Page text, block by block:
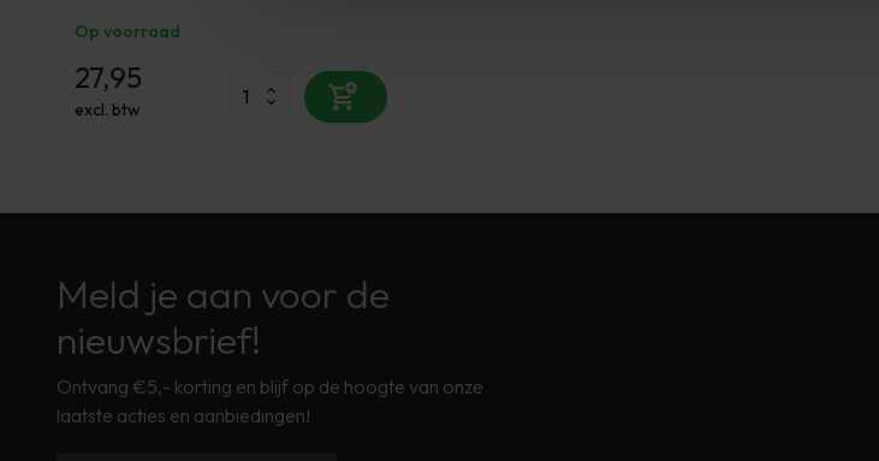
Op voorraad
27,95
excl. btw
Meld je aan voor de
nieuwsbrief!
Ontvang €5,- korting en blijf op de hoogte van onze
laatste acties en aanbiedingen!